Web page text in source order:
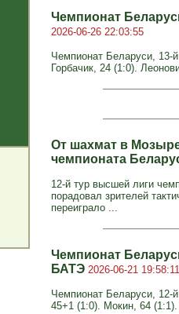
Чемпионат
2026-06-26 22:03:55
Чемпионат Беларуси, 13-
Горбачик, 24 (1:0).
От шахмат в
чемпионата
12-й тур высшей лиги
порадовал зрителей
переиграло ...
Чемпионат
БАТЭ 2026-06-21 19:58:11
Чемпионат Беларуси, 12-
45+1 (1:0). Мокин, 64